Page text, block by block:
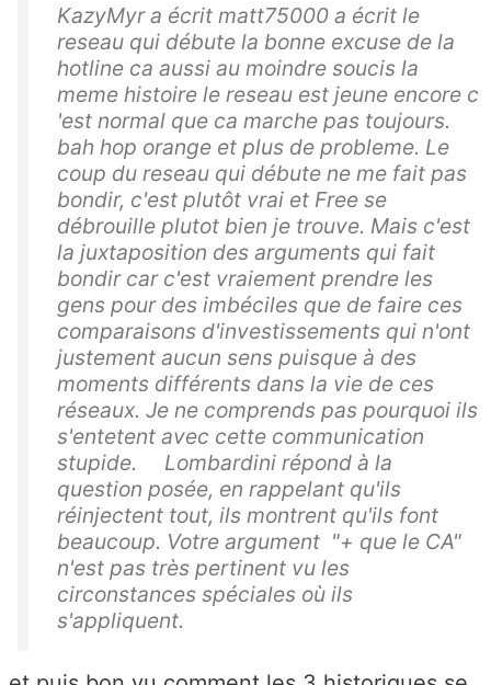
KazyMyr a écrit matt75000 a écrit le
reseau qui débute la bonne excuse de la
hotline ca aussi au moindre soucis la
meme histoire le reseau est jeune encore c
'est normal que ca marche pas toujours.
bah hop orange et plus de probleme. Le
coup du reseau qui débute ne me fait pas
bondir, c'est plutôt vrai et Free se
débrouille plutot bien je trouve. Mais c'est
la juxtaposition des arguments qui fait
bondir car c'est vraiement prendre les
gens pour des imbéciles que de faire ces
comparaisons d'investissements qui n'ont
justement aucun sens puisque à des
moments différents dans la vie de ces
réseaux. Je ne comprends pas pourquoi ils
s'entetent avec cette communication
stupide. Lombardini répond à la
question posée, en rappelant qu'ils
réinjectent tout, ils montrent qu'ils font
beaucoup. Votre argument "+ que le CA"
n'est pas très pertinent vu les
circonstances spéciales où ils
s'appliquent.